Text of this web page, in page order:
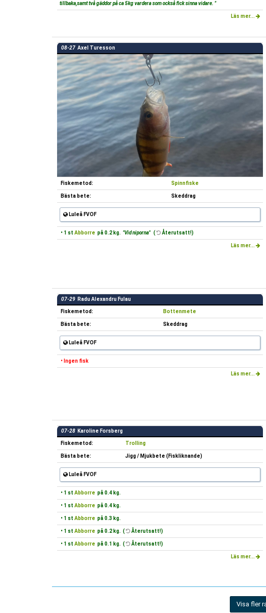
tillbaka,samt två gäddor på ca 5kg vardera som också fick sinna vidare. "
Läs mer...
08-27 Axel Turesson
Fiskemetod: Spinnfiske
Bästa bete: Skeddrag
Luleå FVOF
• 1 st Abborre på 0.2 kg. "Vid niporna" ( Återutsatt!)
Läs mer...
07-29 Radu Alexandru Fulau
Fiskemetod: Bottenmete
Bästa bete: Skeddrag
Luleå FVOF
• Ingen fisk
Läs mer...
07-28 Karoline Forsberg
Fiskemetod: Trolling
Bästa bete: Jigg / Mjukbete (Fiskliknande)
Luleå FVOF
• 1 st Abborre på 0.4 kg.
• 1 st Abborre på 0.4 kg.
• 1 st Abborre på 0.3 kg.
• 1 st Abborre på 0.2 kg. ( Återutsatt!)
• 1 st Abborre på 0.1 kg. ( Återutsatt!)
Läs mer...
Visa fler